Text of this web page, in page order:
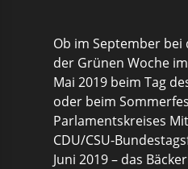
Ob im September bei
der Grünen Woche
Mai 2019 beim Tag
oder beim
Parlamentskreises
CDU/CSU-
Juni 2019 – das